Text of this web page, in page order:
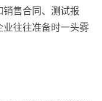
销售合同、测试报
业往往准备时一头雾